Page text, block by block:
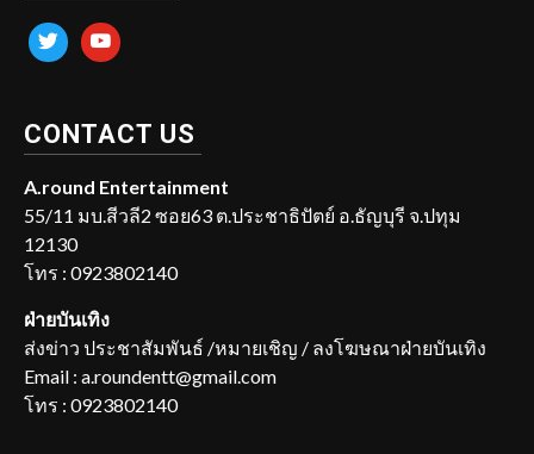
twitter youtube
CONTACT US
A.round Entertainment
55/11 มบ.สีวลี2 ซอย63 ต.ประชาธิปัตย์ อ.ธัญบุรี จ.ปทุม
12130
โทร : 0923802140
ฝ่ายบันเทิง
ส่งข่าว ประชาสัมพันธ์ /หมายเชิญ / ลงโฆษณาฝ่ายบันเทิง
Email : a.roundentt@gmail.com
โทร : 0923802140